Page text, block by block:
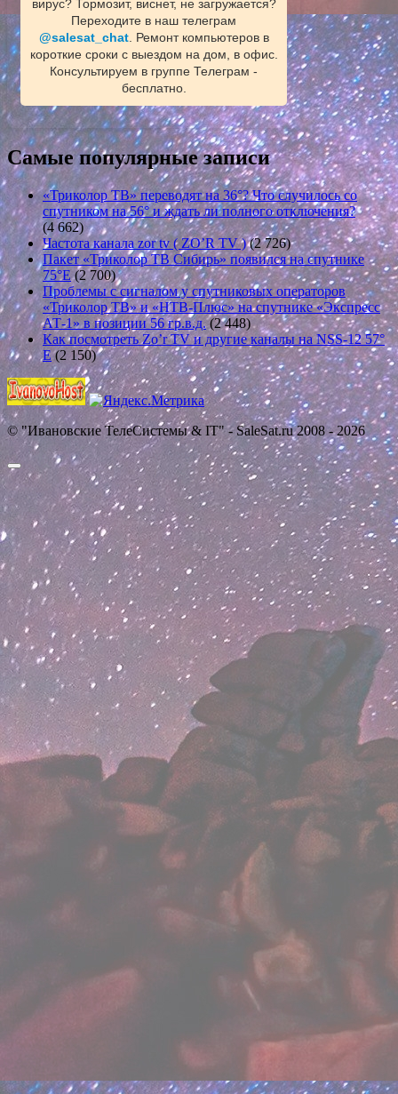
вирус? Тормозит, виснет, не загружается?
Переходите в наш телеграм
@salesat_chat. Ремонт компьютеров в
короткие сроки с выездом на дом, в офис.
Консультируем в группе Телеграм -
бесплатно.
Самые популярные записи
«Триколор ТВ» переводят на 36°? Что случилось со
спутником на 56° и ждать ли полного отключения?
(4 662)
Частота канала zor tv ( ZO’R TV ) (2 726)
Пакет «Триколор ТВ Сибирь» появился на спутнике
75°E (2 700)
Проблемы с сигналом у спутниковых операторов
«Триколор ТВ» и «НТВ-Плюс» на спутнике «Экспресс
АТ-1» в позиции 56 гр.в.д. (2 448)
Как посмотреть Zo’r TV и другие каналы на NSS-12 57°
E (2 150)
© "Ивановские ТелеСистемы & IT" - SaleSat.ru 2008 - 2026
Прокрутить
вверх